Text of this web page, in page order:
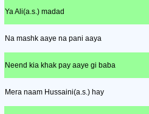
Ya Ali(a.s.) madad
Na mashk aaye na pani aaya
Neend kia khak pay aaye gi baba
Mera naam Hussaini(a.s.) hay